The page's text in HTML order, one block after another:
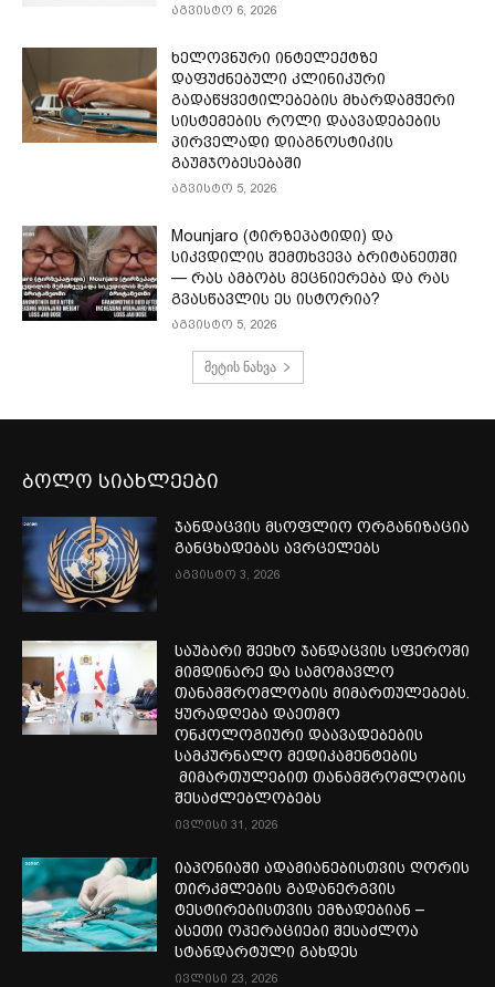
აგვისტო 6, 2026
ხელოვნური ინტელექტზე
დაფუძნებული კლინიკური
გადაწყვეტილებების მხარდამჭერი
სისტემების როლი დაავადებების
პირველადი დიაგნოსტიკის
გაუმჯობესებაში
აგვისტო 5, 2026
Mounjaro (ტირზეპატიდი) და
სიკვდილის შემთხვევა ბრიტანეთში
— რას ამბობს მეცნიერება და რას
გვასწავლის ეს ისტორია?
აგვისტო 5, 2026
მეტის ნახვა
ბოლო სიახლეები
ჯანდაცვის მსოფლიო ორგანიზაცია
განცხადებას ავრცელებს
აგვისტო 3, 2026
საუბარი შეეხო ჯანდაცვის სფეროში
მიმდინარე და სამომავლო
თანამშრომლობის მიმართულებებს.
ყურადღება დაეთმო
ონკოლოგიური დაავადებების
სამკურნალო მედიკამენტების
მიმართულებით თანამშრომლობის
შესაძლებლობებს
ივლისი 31, 2026
იაპონიაში ადამიანებისთვის ღორის
თირკმლების გადანერგვის
ტესტირებისთვის ემზადებიან –
ასეთი ოპერაციები შესაძლოა
სტანდარტული გახდეს
ივლისი 23, 2026